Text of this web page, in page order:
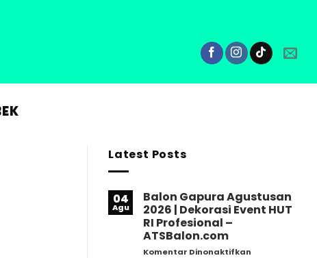
Latest Posts
04
Agu
Balon Gapura Agustusan
2026 | Dekorasi Event HUT
RI Profesional –
ATSBalon.com
Komentar Dinonaktifkan